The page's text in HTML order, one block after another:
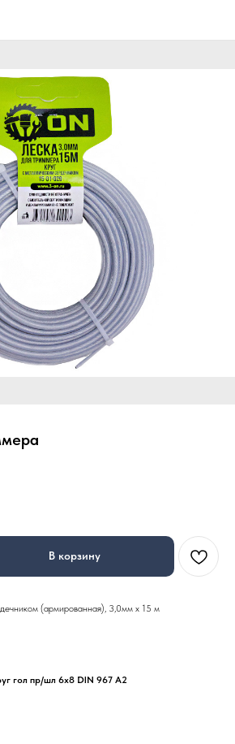
В корзину
(армированная), 3,0мм х 15 м
гол пр/шл 6х8 DIN 967 А2